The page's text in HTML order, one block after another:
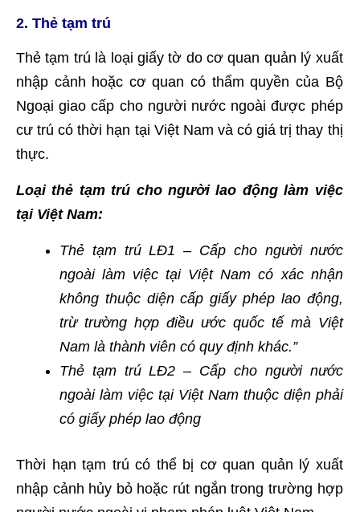
2. Thẻ tạm trú
Thẻ tạm trú là loại giấy tờ do cơ quan quản lý xuất
nhập cảnh hoặc cơ quan có thẩm quyền của Bộ
Ngoại giao cấp cho người nước ngoài được phép
cư trú có thời hạn tại Việt Nam và có giá trị thay thị
thực.
Loại thẻ tạm trú cho người lao động làm việc
tại Việt Nam:
Thẻ tạm trú LĐ1 – Cấp cho người nước
ngoài làm việc tại Việt Nam có xác nhận
không thuộc diện cấp giấy phép lao động,
trừ trường hợp điều ước quốc tế mà Việt
Nam là thành viên có quy định khác.”
Thẻ tạm trú LĐ2 – Cấp cho người nước
ngoài làm việc tại Việt Nam thuộc diện phải
có giấy phép lao động
Thời hạn tạm trú có thể bị cơ quan quản lý xuất
nhập cảnh hủy bỏ hoặc rút ngắn trong trường hợp